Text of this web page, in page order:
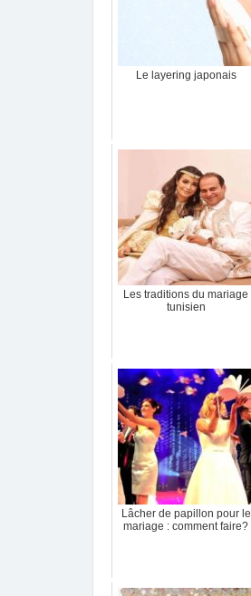
Le layering japonais
Les traditions du mariage
tunisien
Lâcher de papillon pour le
mariage : comment faire?